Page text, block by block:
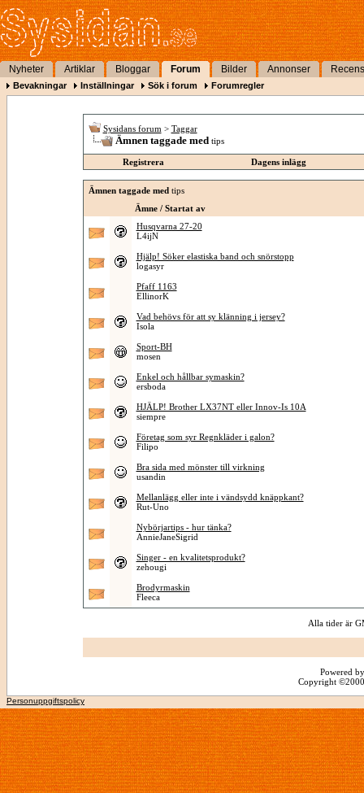
Nyheter Artiklar Bloggar Forum Bilder Annonser
Bevakningar Inställningar Sök i forum Forumregler
Sysidans forum > Taggar
Ämnen taggade med tips
Registrera Dagens inlägg
Ämnen taggade med tips
Ämne / Startat av
Husqvarna 27-20
L4ijN
Hjälp! Söker elastiska band och snörstopp
logasyr
Pfaff 1163
EllinorK
Vad behövs för att sy klänning i jersey?
Isola
Sport-BH
mosen
Enkel och hållbar symaskin?
ersboda
HJÄLP! Brother LX37NT eller Innov-Is 10A
siempre
Företag som syr Regnkläder i galon?
Filipo
Bra sida med mönster till virkning
usandin
Mellanlägg eller inte i vändsydd knäppkant?
Rut-Uno
Nybörjartips - hur tänka?
AnnieJaneSigrid
Singer - en kvalitetsprodukt?
zehougi
Brodyrmaskin
Fleeca
Alla tider är
Powered
Copyright
Personuppgiftspolicy